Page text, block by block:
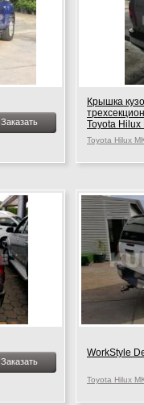
Заказать
Крышка
Toyota Hilux
Заказать
WorkStyle